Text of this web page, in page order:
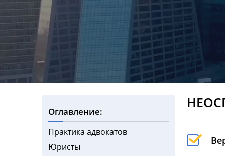
Оглавление:
Практика адвокатов
Юристы